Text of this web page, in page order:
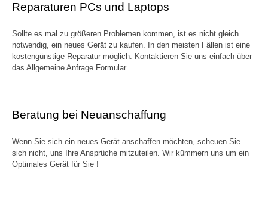
Reparaturen PCs und Laptops
Sollte es mal zu größeren Problemen kommen, ist es nicht gleich
notwendig, ein neues Gerät zu kaufen. In den meisten Fällen ist eine
kostengünstige Reparatur möglich. Kontaktieren Sie uns einfach über
das Allgemeine Anfrage Formular.
Beratung bei Neuanschaffung
Wenn Sie sich ein neues Gerät anschaffen möchten, scheuen Sie
sich nicht, uns Ihre Ansprüche mitzuteilen. Wir kümmern uns um ein
Optimales Gerät für Sie !